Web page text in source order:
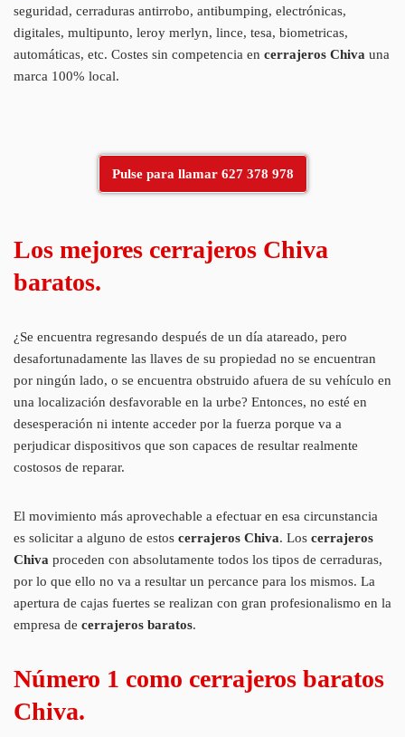
seguridad, cerraduras antirrobo, antibumping, electrónicas,
digitales, multipunto, leroy merlyn, lince, tesa, biometricas,
automáticas, etc. Costes sin competencia en cerrajeros Chiva una
marca 100% local.
Pulse para llamar 627 378 978
Los mejores cerrajeros Chiva
baratos.
¿Se encuentra regresando después de un día atareado, pero
desafortunadamente las llaves de su propiedad no se encuentran
por ningún lado, o se encuentra obstruido afuera de su vehículo en
una localización desfavorable en la urbe? Entonces, no esté en
desesperación ni intente acceder por la fuerza porque va a
perjudicar dispositivos que son capaces de resultar realmente
costosos de reparar.
El movimiento más aprovechable a efectuar en esa circunstancia
es solicitar a alguno de estos cerrajeros Chiva. Los cerrajeros
Chiva proceden con absolutamente todos los tipos de cerraduras,
por lo que ello no va a resultar un percance para los mismos. La
apertura de cajas fuertes se realizan con gran profesionalismo en la
empresa de cerrajeros baratos.
Número 1 como cerrajeros baratos
Chiva.